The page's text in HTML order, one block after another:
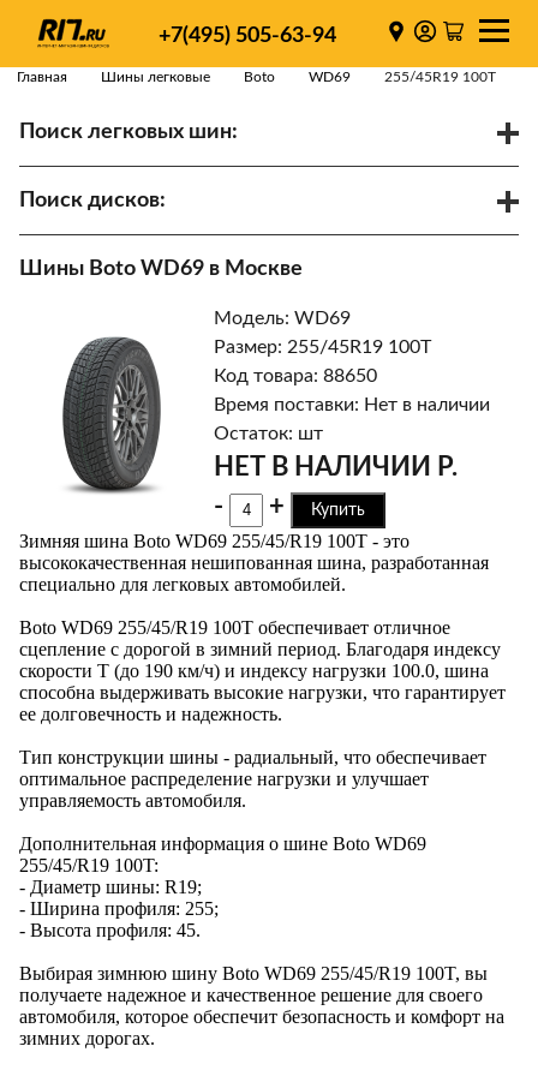
+7(495) 505-63-94
Главная Шины легковые Boto WD69 255/45R19 100T
Поиск легковых шин:
Поиск дисков:
Шины Boto WD69 в Москве
Модель: WD69
Размер: 255/45R19 100T
Код товара: 88650
Время поставки: Нет в наличии
Остаток: шт
НЕТ В НАЛИЧИИ Р.
-
+ Купить
Зимняя шина Boto WD69 255/45/R19 100T - это
высококачественная нешипованная шина, разработанная
специально для легковых автомобилей.
Boto WD69 255/45/R19 100T обеспечивает отличное
сцепление с дорогой в зимний период. Благодаря индексу
скорости T (до 190 км/ч) и индексу нагрузки 100.0, шина
способна выдерживать высокие нагрузки, что гарантирует
ее долговечность и надежность.
Тип конструкции шины - радиальный, что обеспечивает
оптимальное распределение нагрузки и улучшает
управляемость автомобиля.
Дополнительная информация о шине Boto WD69
255/45/R19 100T:
- Диаметр шины: R19;
- Ширина профиля: 255;
- Высота профиля: 45.
Выбирая зимнюю шину Boto WD69 255/45/R19 100T, вы
получаете надежное и качественное решение для своего
автомобиля, которое обеспечит безопасность и комфорт на
зимних дорогах.